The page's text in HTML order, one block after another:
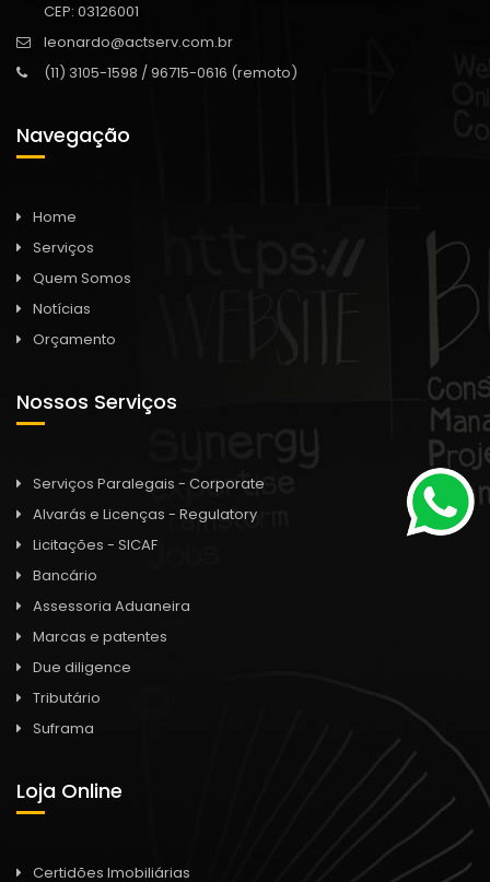
CEP: 03126001
leonardo@actserv.com.br
(11) 3105-1598 / 96715-0616 (remoto)
Navegação
Home
Serviços
Quem Somos
Notícias
Orçamento
Nossos Serviços
Serviços Paralegais - Corporate
Alvarás e Licenças - Regulatory
Licitações - SICAF
Bancário
Assessoria Aduaneira
Marcas e patentes
Due diligence
Tributário
Suframa
Loja Online
Certidões Imobiliárias